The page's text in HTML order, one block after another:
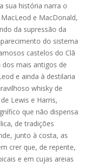
sua história narra o
e MacDonald,
da supressão da
do sistema
castelos do Clã
mais antigos de
e ainda à destilaria
whisky de
Lewis e Harris,
que não dispensa
de tradições
junto à costa, as
crer que, de repente,
e em cujas areias